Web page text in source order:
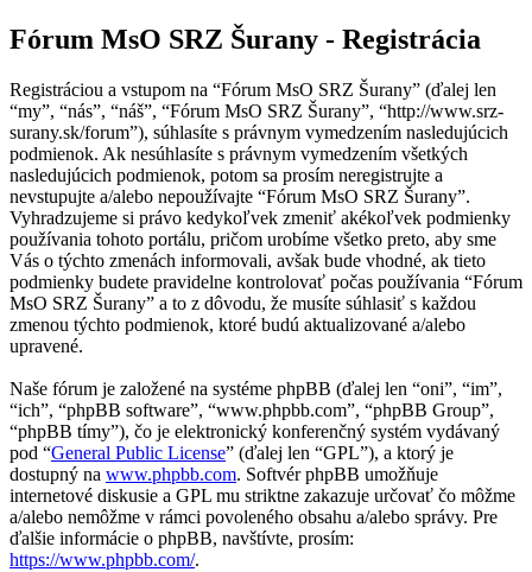
Fórum MsO SRZ Šurany - Registrácia
Registráciou a vstupom na “Fórum MsO SRZ Šurany” (ďalej len
“my”, “nás”, “náš”, “Fórum MsO SRZ Šurany”, “http://www.srz-
surany.sk/forum”), súhlasíte s právnym vymedzením nasledujúcich
podmienok. Ak nesúhlasíte s právnym vymedzením všetkých
nasledujúcich podmienok, potom sa prosím neregistrujte a
nevstupujte a/alebo nepoužívajte “Fórum MsO SRZ Šurany”.
Vyhradzujeme si právo kedykoľvek zmeniť akékoľvek podmienky
používania tohoto portálu, pričom urobíme všetko preto, aby sme
Vás o týchto zmenách informovali, avšak bude vhodné, ak tieto
podmienky budete pravidelne kontrolovať počas používania “Fórum
MsO SRZ Šurany” a to z dôvodu, že musíte súhlasiť s každou
zmenou týchto podmienok, ktoré budú aktualizované a/alebo
upravené.
Naše fórum je založené na systéme phpBB (ďalej len “oni”, “im”,
“ich”, “phpBB software”, “www.phpbb.com”, “phpBB Group”,
“phpBB tímy”), čo je elektronický konferenčný systém vydávaný
pod “General Public License” (ďalej len “GPL”), a ktorý je
dostupný na www.phpbb.com. Softvér phpBB umožňuje
internetové diskusie a GPL mu striktne zakazuje určovať čo môžme
a/alebo nemôžme v rámci povoleného obsahu a/alebo správy. Pre
ďalšie informácie o phpBB, navštívte, prosím:
https://www.phpbb.com/.